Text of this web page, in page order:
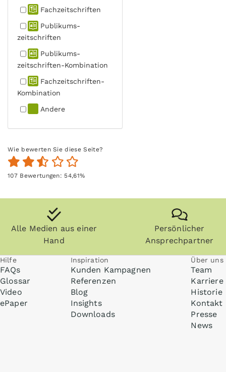
Fachzeit­schriften
Publikums­
zeitschriften
Publikums­
zeitschriften-Kombination
Fachzeit­schriften-
Kombination
Andere
Wie bewerten Sie diese Seite?
107Bewertungen: 54,61%
Alle Medien aus einer
Hand
Persönlicher
Ansprechpartner
Hilfe
FAQs
Glossar
Video
ePaper
Inspiration
Kunden Kampagnen
Referenzen
Blog
Insights
Downloads
Über uns
Team
Karriere
Historie
Kontakt
Presse
News